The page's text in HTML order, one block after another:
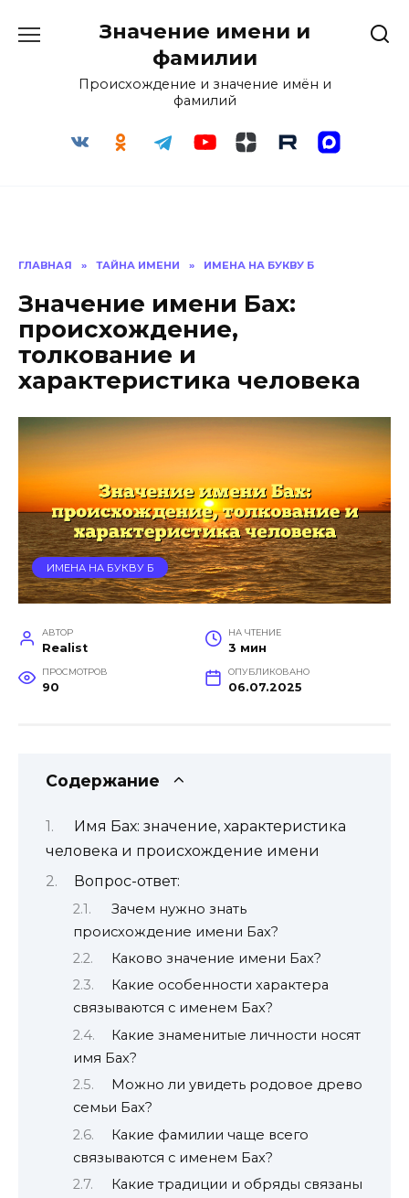
Значение имени и
фамилии
Происхождение и значение имён и
фамилий
ГЛАВНАЯ » ТАЙНА ИМЕНИ » ИМЕНА НА БУКВУ Б
Значение имени Бах:
происхождение,
толкование и
характеристика человека
ИМЕНА НА БУКВУ Б
АВТОР
Realist
НА ЧТЕНИЕ
3 мин
ПРОСМОТРОВ
90
ОПУБЛИКОВАНО
06.07.2025
Содержание
Имя Бах: значение, характеристика
человека и происхождение имени
Вопрос-ответ:
Зачем нужно знать
происхождение имени Бах?
Каково значение имени Бах?
Какие особенности характера
связываются с именем Бах?
Какие знаменитые личности носят
имя Бах?
Можно ли увидеть родовое древо
семьи Бах?
Какие фамилии чаще всего
связываются с именем Бах?
Какие традиции и обряды связаны